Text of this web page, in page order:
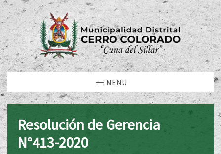
MENU
Resolución de Gerencia
N°413-2020